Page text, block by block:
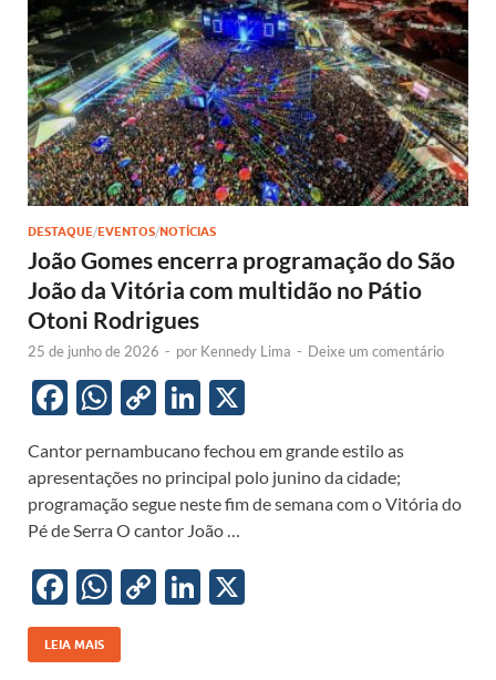
DESTAQUE/EVENTOS/NOTÍCIAS
João Gomes encerra programação do São
João da Vitória com multidão no Pátio
Otoni Rodrigues
25 de junho de 2026 - por Kennedy Lima - Deixe um comentário
F
e
b
o
o
k
W
at
s
A
p
p
C
p
y
Li
n
k
Li
k
e
dI
n
Cantor pernambucano fechou em grande estilo as
apresentações no principal polo junino da cidade;
programação segue neste fim de semana com o Vitória do
Pé de Serra O cantor João …
F
ac
e
W
h
at
C
Li
LEIA MAIS